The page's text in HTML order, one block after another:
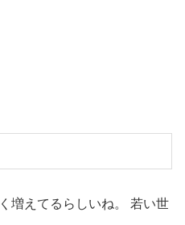
増えてるらしいね。 若い世